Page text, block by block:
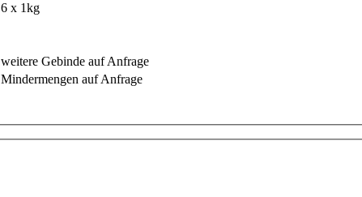
6 x 1kg
weitere Gebinde auf Anfrage
Mindermengen auf Anfrage